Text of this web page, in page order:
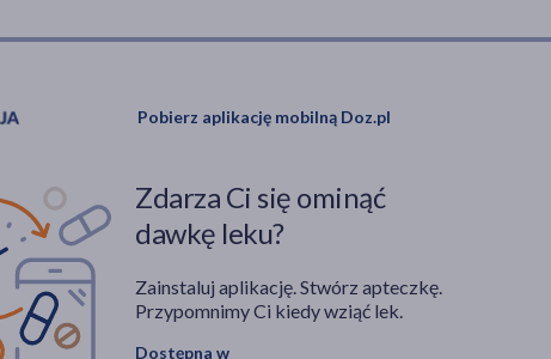
Pobierz aplikację mobilną Doz.pl
Zdarza Ci się ominąć
dawkę leku?
Zainstaluj aplikację. Stwórz apteczkę.
Przypomnimy Ci kiedy wziąć lek.
Dostępna w